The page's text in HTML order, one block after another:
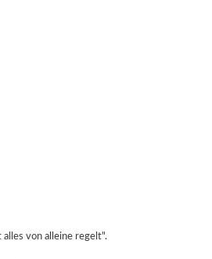
von alleine regelt".